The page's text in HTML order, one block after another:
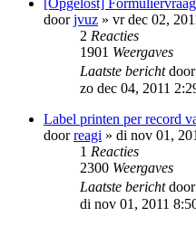
[Opgelost] Formuliervraag
doorjvuz » vr dec 02,
2 Reacties
1901 Weergaves
Laatste berichtdoor
zo dec 04, 2011
Label printen per record
doorreagi » di nov 01,
1 Reacties
2300 Weergaves
Laatste berichtdoor
di nov 01, 2011